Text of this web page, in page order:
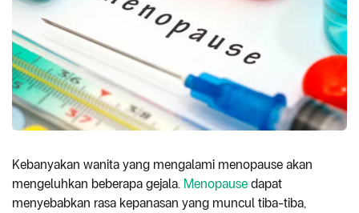
Kebanyakan wanita yang mengalami menopause akan
mengeluhkan beberapa gejala. Menopause dapat
menyebabkan rasa kepanasan yang muncul tiba-tiba,